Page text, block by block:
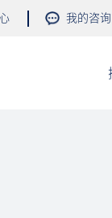
我的咨询